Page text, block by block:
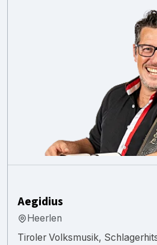
Aegidius
Heerlen
Tiroler Volksmusik,